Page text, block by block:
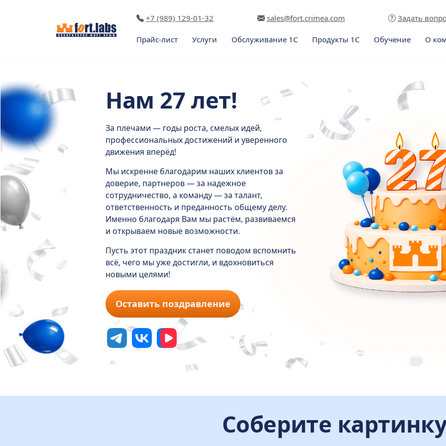
+7 (989) 129-01-32 sales@fort.crimea.com Задать
Прайс-лист Услуги Обслуживание 1С Продукты 1С Обучение О
Нам 27 лет!
За плечами — годы роста, смелых идей,
профессиональных достижений и уверенного
движения вперёд!
Мы искренне благодарим наших клиентов за
доверие, партнеров — за надежное
сотрудничество, а команду — за талант,
ответственность и преданность общему делу.
Именно благодаря Вам мы растём, развиваемся
и открываем новые возможности.
Пусть этот праздник станет поводом вспомнить
всё, чего мы уже достигли, и вдохновиться
новыми целями!
Оставить поздравление
tg vk vk video
Соберите